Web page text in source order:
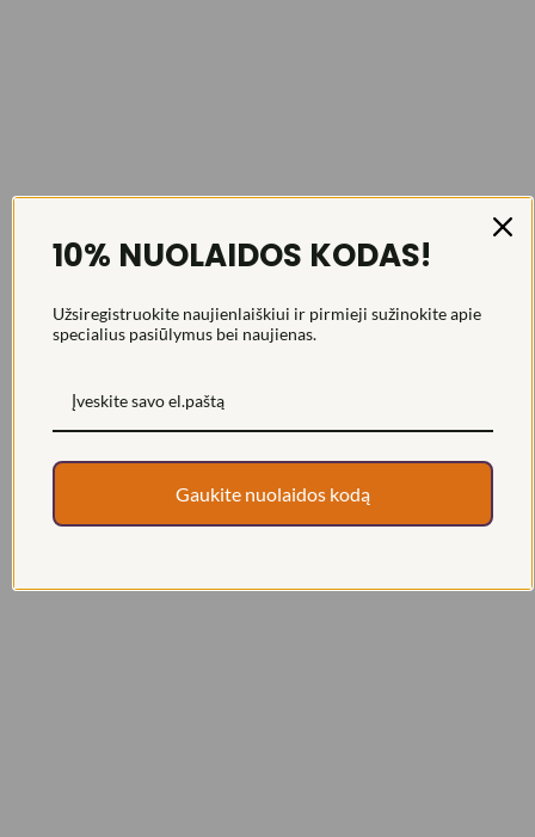
10% NUOLAIDOS KODAS!
Užsiregistruokite naujienlaiškiui ir pirmieji sužinokite apie
specialius pasiūlymus bei naujienas.
Gaukite nuolaidos kodą